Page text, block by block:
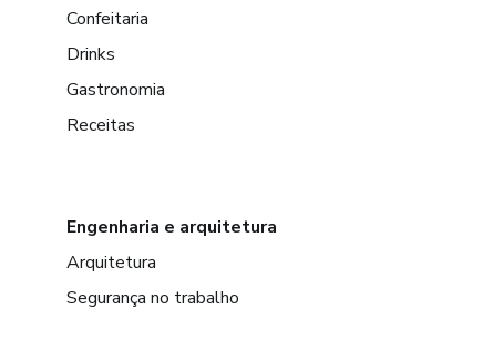
Confeitaria
Drinks
Gastronomia
Receitas
Engenharia e arquitetura
Arquitetura
Segurança no trabalho